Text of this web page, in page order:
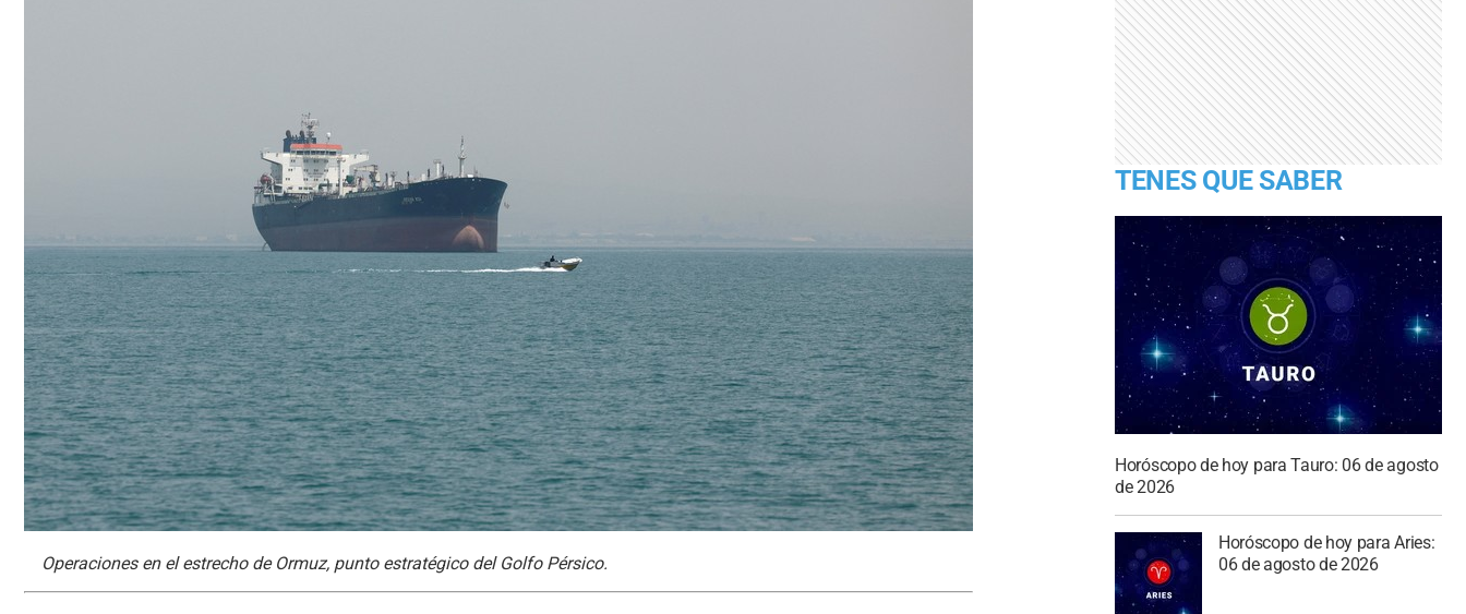
Operaciones en el estrecho de Ormuz, punto estratégico del Golfo Pérsico.
TENES QUE SABER
Horóscopo de hoy para Tauro: 06 de agosto
de 2026
Horóscopo de hoy para Aries:
06 de agosto de 2026